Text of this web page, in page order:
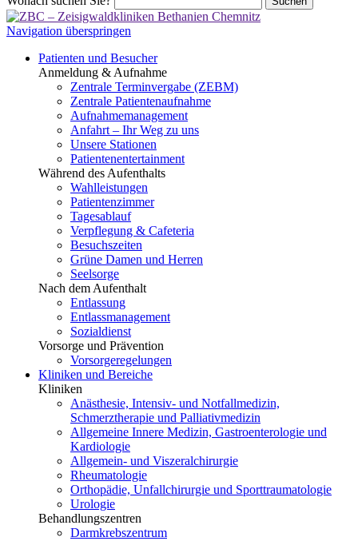
Navigation überspringen
Patienten und Besucher
Anmeldung & Aufnahme
Zentrale Terminvergabe (ZEBM)
Zentrale Patientenaufnahme
Aufnahmemanagement
Anfahrt – Ihr Weg zu uns
Unsere Stationen
Patientenentertainment
Während des Aufenthalts
Wahlleistungen
Patientenzimmer
Tagesablauf
Verpflegung & Cafeteria
Besuchszeiten
Grüne Damen und Herren
Seelsorge
Nach dem Aufenthalt
Entlassung
Entlassmanagement
Sozialdienst
Vorsorge und Prävention
Vorsorgeregelungen
Kliniken und Bereiche
Kliniken
Anästhesie, Intensiv- und Notfallmedizin,
Schmerztherapie und Palliativmedizin
Allgemeine Innere Medizin, Gastroenterologie und
Kardiologie
Allgemein- und Viszeralchirurgie
Rheumatologie
Orthopädie, Unfallchirurgie und Sporttraumatologie
Urologie
Behandlungszentren
Darmkrebszentrum